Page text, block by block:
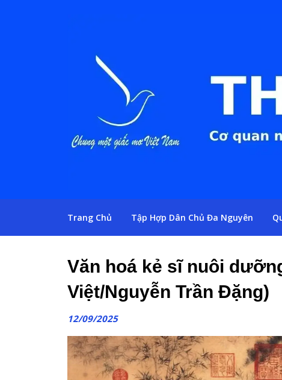
Trang Chủ Tập Hợp Dân Chủ Đa Nguyên
Văn hoá kẻ sĩ nuôi
Việt/Nguyễn Trần Đặng)
12/09/2025